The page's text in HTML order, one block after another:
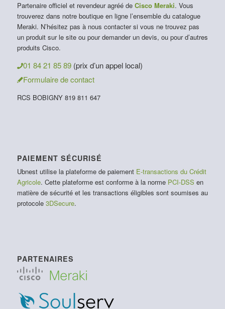
Partenaire officiel et revendeur agréé de Cisco Meraki. Vous
trouverez dans notre boutique en ligne l’ensemble du catalogue
Meraki. N’hésitez pas à nous contacter si vous ne trouvez pas
un produit sur le site ou pour demander un devis, ou pour d’autres
produits Cisco.
01 84 21 85 89 (prix d’un appel local)
Formulaire de contact
RCS BOBIGNY 819 811 647
PAIEMENT SÉCURISÉ
Ubnest utilise la plateforme de paiement E-transactions du Crédit
Agricole. Cette plateforme est conforme à la norme PCI-DSS en
matière de sécurité et les transactions éligibles sont soumises au
protocole 3DSecure.
PARTENAIRES